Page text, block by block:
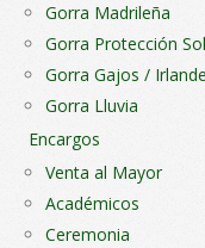
Gorra Madrileña
Gorra Protección
Gorra Gajos /
Gorra Lluvia
Encargos
Venta al Mayor
Académicos
Ceremonia